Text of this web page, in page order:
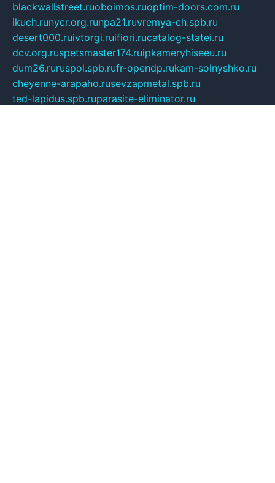
blackwallstreet.ruoboimos.ruoptim-doors.com.ru
ikuch.runycr.org.runpa21.ruvremya-ch.spb.ru
desert000.ruivtorgi.ruifiori.rucatalog-statei.ru
dcv.org.ruspetsmaster174.ruipkameryhiseeu.ru
dum26.ruruspol.spb.rufr-opendp.rukam-solnyshko.ru
cheyenne-arapaho.rusevzapmetal.spb.ru
ted-lapidus.spb.ruparasite-eliminator.ru